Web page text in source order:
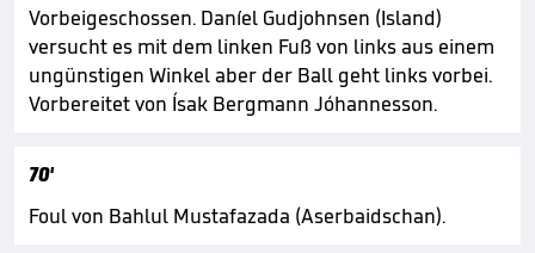
Vorbeigeschossen. Daníel Gudjohnsen (Island)
versucht es mit dem linken Fuß von links aus einem
ungünstigen Winkel aber der Ball geht links vorbei.
Vorbereitet von Ísak Bergmann Jóhannesson.
70'
Foul von Bahlul Mustafazada (Aserbaidschan).